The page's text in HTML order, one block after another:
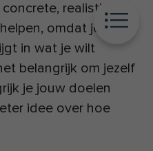
realistische
omdat je
in wat je wilt
belangrijk om jezelf
je jouw doelen
idee over hoe